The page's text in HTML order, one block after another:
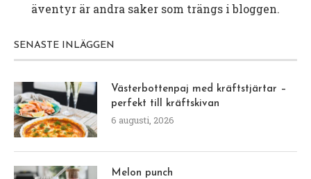
äventyr är andra saker som trängs i bloggen.
SENASTE INLÄGGEN
Västerbottenpaj med kräftstjärtar –
perfekt till kräftskivan
6 augusti, 2026
Melon punch